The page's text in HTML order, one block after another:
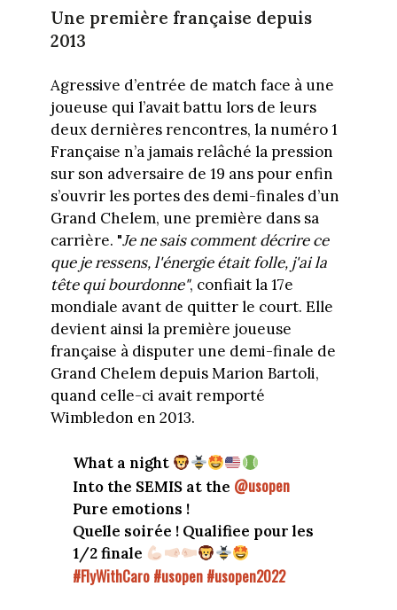
Une première française depuis
2013
Agressive d’entrée de match face à une
joueuse qui l’avait battu lors de leurs
deux dernières rencontres, la numéro 1
Française n’a jamais relâché la pression
sur son adversaire de 19 ans pour enfin
s’ouvrir les portes des demi-finales d’un
Grand Chelem, une première dans sa
carrière. "Je ne sais comment décrire ce
que je ressens, l'énergie était folle, j'ai la
tête qui bourdonne", confiait la 17e
mondiale avant de quitter le court. Elle
devient ainsi la première joueuse
française à disputer une demi-finale de
Grand Chelem depuis Marion Bartoli,
quand celle-ci avait remporté
Wimbledon en 2013.
What a night
Into the SEMIS at the @usopen
Pure emotions !
Quelle soirée ! Qualifiee pour les
1/2 finale
#FlyWithCaro #usopen #usopen2022